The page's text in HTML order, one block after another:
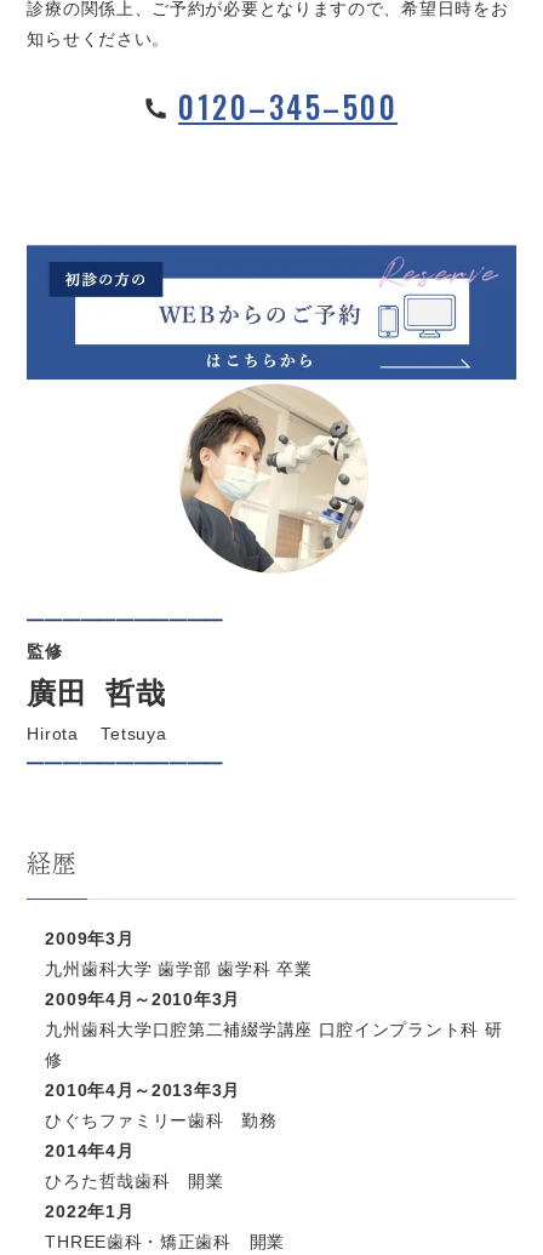
診療の関係上、ご予約が必要となりますので、希望日時をお
知らせください。
0120–345–500
━━━━━━━━━━━
監修
廣田 哲哉
Hirota Tetsuya
━━━━━━━━━━━
経歴
2009年3月
九州歯科大学 歯学部 歯学科 卒業
2009年4月～2010年3月
九州歯科大学口腔第二補綴学講座 口腔インプラント科 研
修
2010年4月～2013年3月
ひぐちファミリー歯科 勤務
2014年4月
ひろた哲哉歯科 開業
2022年1月
THREE歯科・矯正歯科 開業